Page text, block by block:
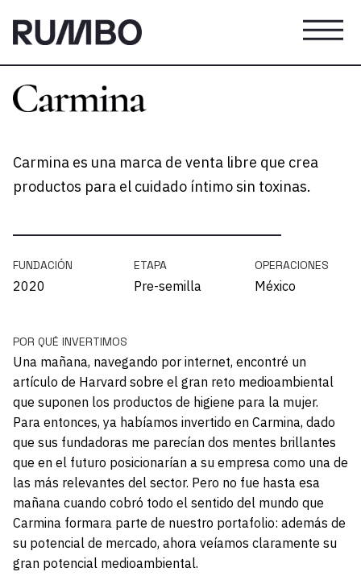
Carmina es una marca de venta libre que crea
productos para el cuidado íntimo sin toxinas.
FUNDACIÓN
2020
ETAPA
Pre-semilla
OPERACIONES
México
POR QUÉ INVERTIMOS
Una mañana, navegando por internet, encontré un
artículo de Harvard sobre el gran reto medioambiental
que suponen los productos de higiene para la mujer.
Para entonces, ya habíamos invertido en Carmina, dado
que sus fundadoras me parecían dos mentes brillantes
que en el futuro posicionarían a su empresa como una de
las más relevantes del sector. Pero no fue hasta esa
mañana cuando cobró todo el sentido del mundo que
Carmina formara parte de nuestro portafolio: además de
su potencial de mercado, ahora veíamos claramente su
gran potencial medioambiental.